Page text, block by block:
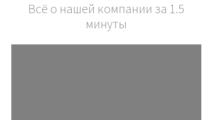
Всё о нашей компании за 1.5
минуты